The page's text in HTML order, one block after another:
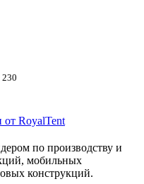
по производству и
мобильных
конструкций.